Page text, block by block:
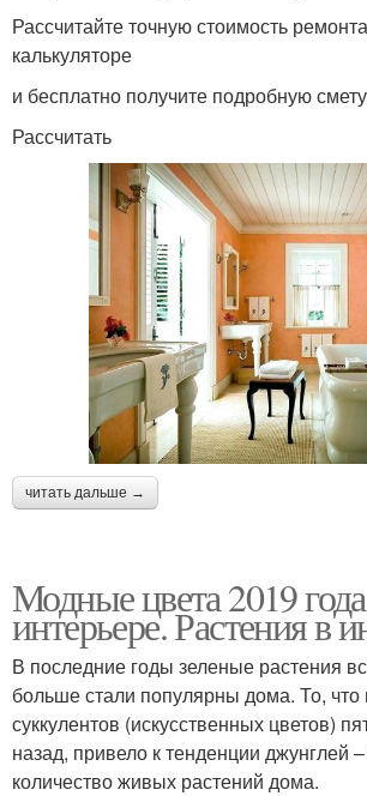
Рассчитайте точную стоимость
калькуляторе
и бесплатно получите подробную
Рассчитать
читать дальше →
Модные цвета 2019
интерьере. Растения в
В последние годы зеленые растения
больше стали популярны дома. То, что
суккулентов (искусственных цветов)
назад, привело к тенденции джунглей
количество живых растений дома.